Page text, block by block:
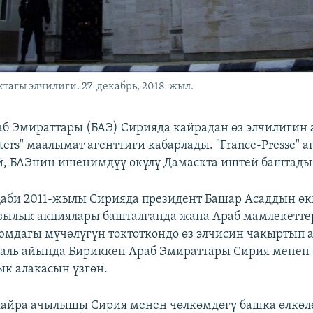
элчилиги. 27-декабрь, 2018-жыл.
Эмираттары (БАЭ) Сирияда кайрадан өз элчилигин
маалымат агенттиги кабарлады. "France-Presse"
БАЭнин ишенимдүү өкүлү Дамаскта иштей
2011-жылы Сирияда президент Башар Асаддын
акциялары башталганда жана Араб
мүчөлүгүн токтоткондо өз элчисин чакыртып
айында Бириккен Араб Эмираттары Сирия менен
алакасын үзгөн.
ачылышы Сирия менен чөлкөмдөгү башка